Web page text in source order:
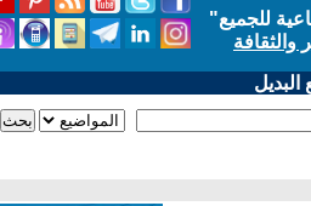
للجميع"
والثقافة